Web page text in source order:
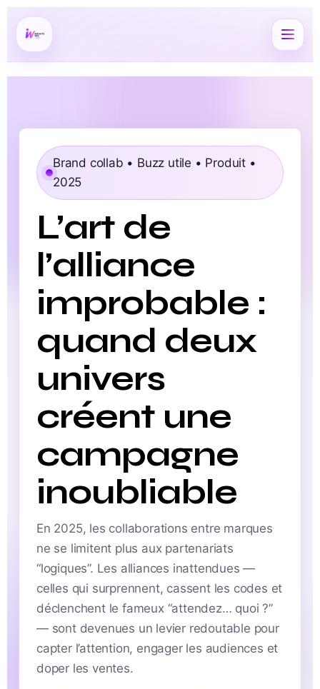
Brand collab • Buzz utile • Produit •
2025
L’art de
l’alliance
improbable :
quand deux
univers
créent une
campagne
inoubliable
En 2025, les collaborations entre marques
ne se limitent plus aux partenariats
“logiques”. Les alliances inattendues —
celles qui surprennent, cassent les codes et
déclenchent le fameux “attendez… quoi ?”
— sont devenues un levier redoutable pour
capter l’attention, engager les audiences et
doper les ventes.